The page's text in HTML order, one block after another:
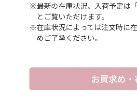
※最新の在庫状況、入荷予定は
とご覧いただけます。
※在庫状況によっては注文時に
めご了承ください。
お買求め